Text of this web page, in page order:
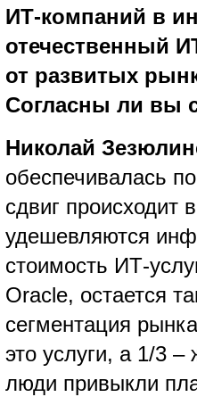
ИТ-компаний в
отечественный
от развитых
Согласны ли вы
Николай
обеспечивалась
сдвиг происходит
удешевляются
стоимость ИТ-
Oracle, остается
сегментация
это услуги, а 1/3
люди привыкли